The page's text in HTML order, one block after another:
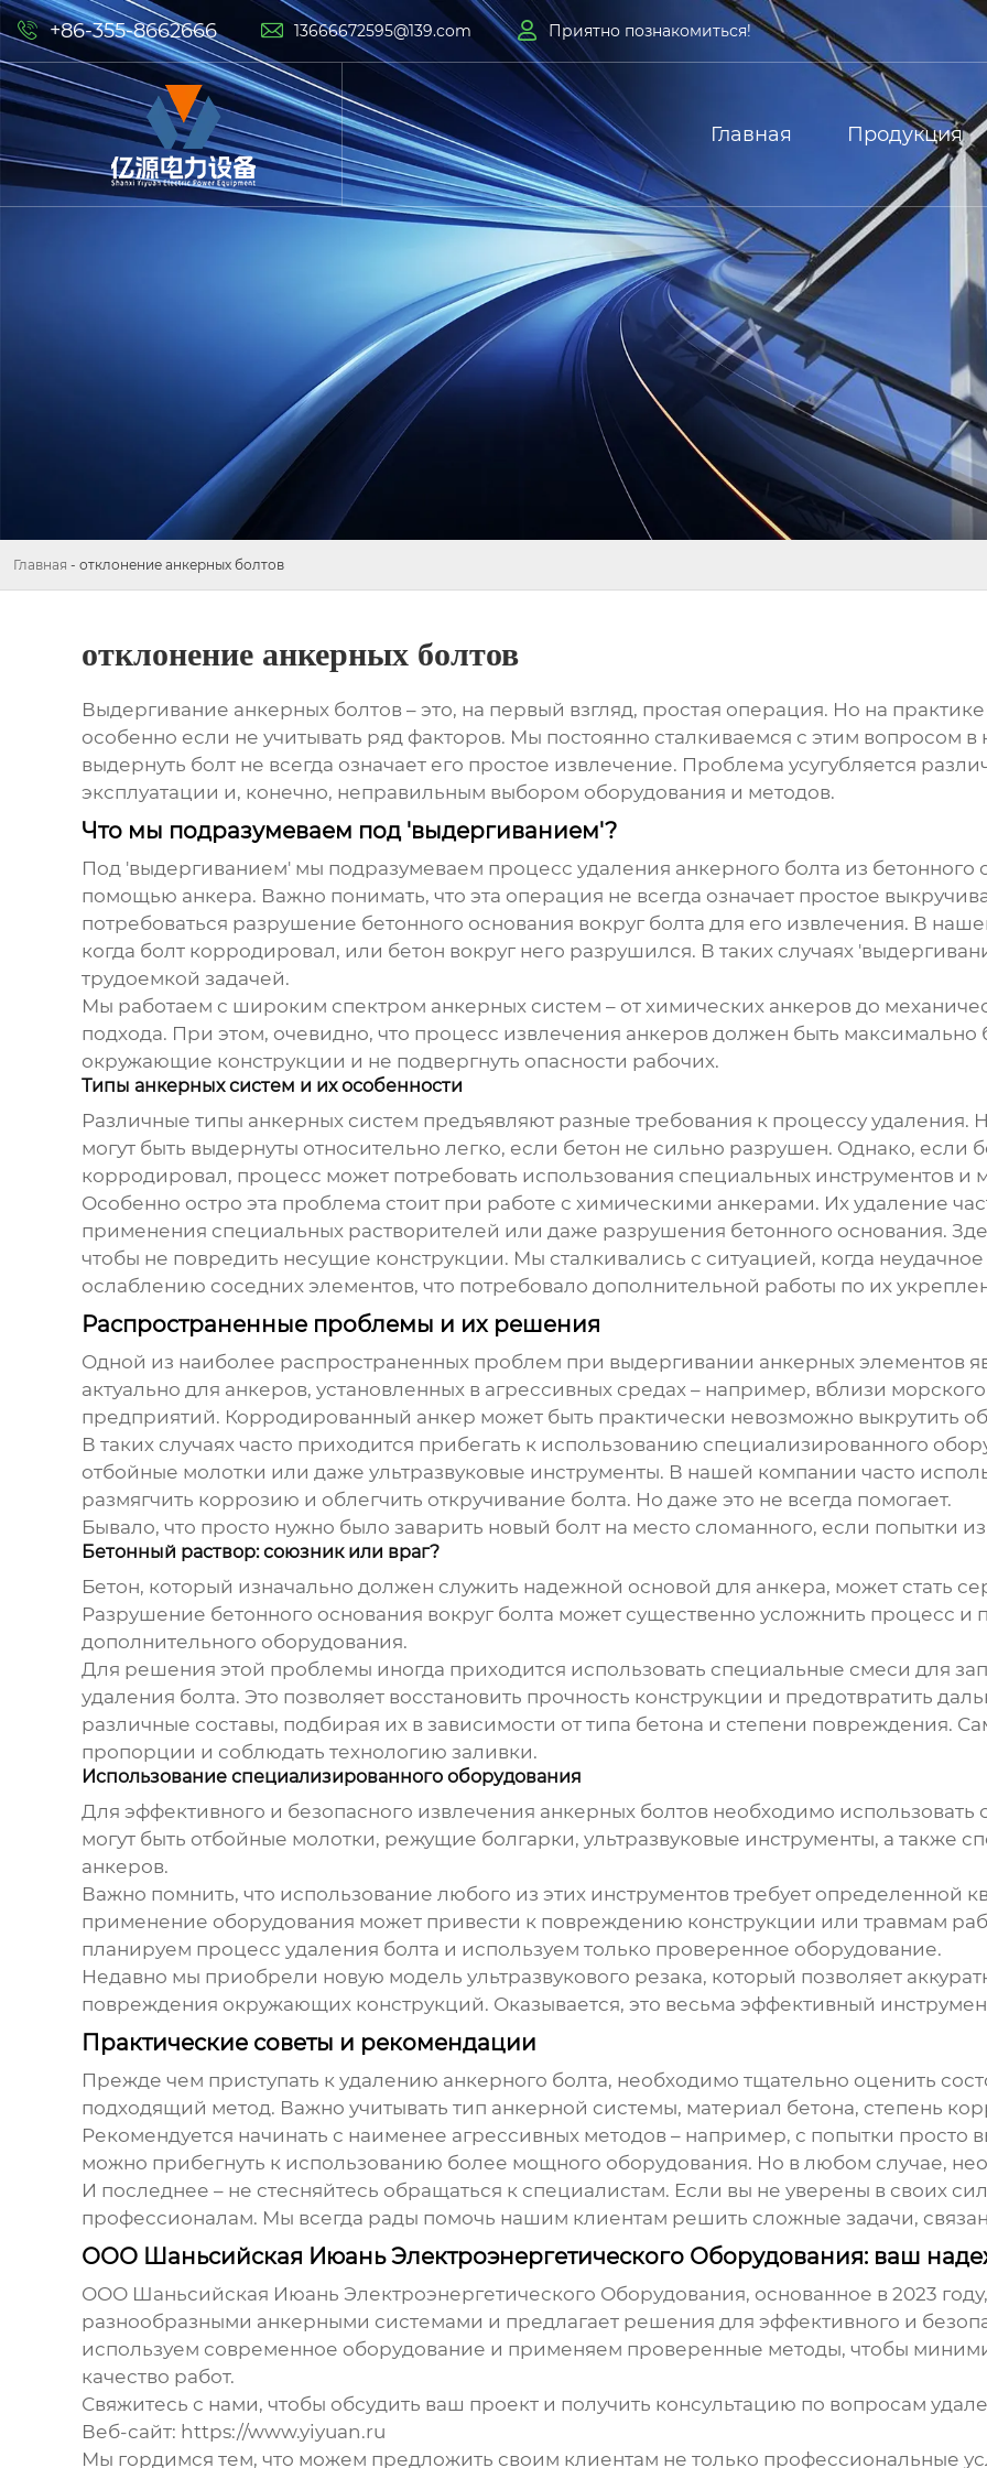
 +86-355-8662666  13666672595@139.com  Приятно познакомиться!
Главная Продукция
Главная - отклонение анкерных болтов
отклонение анкерных болтов
Выдергивание анкерных болтов– это, на первый взгляд, простая операция. Но на
особенно если не учитывать ряд факторов. Мы постоянно сталкиваемся с этим вопросом
выдернуть болт не всегда означает его простое извлечение. Проблема усугубляется
эксплуатации и, конечно, неправильным выбором оборудования и методов.
Что мы подразумеваем под 'выдергиванием'?
Под 'выдергиванием' мы подразумеваем процесс удаления анкерного болта из
помощью анкера. Важно понимать, что эта операция не всегда означает простое
потребоваться разрушение бетонного основания вокруг болта для его извлечения. В
когда болт корродировал, или бетон вокруг него разрушился. В таких случаях
трудоемкой задачей.
Мы работаем с широким спектром анкерных систем – от химических анкеров до
подхода. При этом, очевидно, что процесс извлечения анкеровдолжен быть максимально
окружающие конструкции и не подвергнуть опасности рабочих.
Типы анкерных систем и их особенности
Различные типы анкерных систем предъявляют разные требования к процессу
могут быть выдернуты относительно легко, если бетон не сильно разрушен. Однако,
корродировал, процесс может потребовать использования специальных инструментов и
Особенно остро эта проблема стоит при работе с химическими анкерами. Их удаление
применения специальных растворителей или даже разрушения бетонного основания.
чтобы не повредить несущие конструкции. Мы сталкивались с ситуацией, когда
ослаблению соседних элементов, что потребовало дополнительной работы по их
Распространенные проблемы и их решения
Одной из наиболее распространенных проблем при выдергивании анкерных элементов
актуально для анкеров, установленных в агрессивных средах – например, вблизи
предприятий. Корродированный анкер может быть практически невозможно выкрутить
В таких случаях часто приходится прибегать к использованию специализированного
отбойные молотки или даже ультразвуковые инструменты. В нашей компании часто
размягчить коррозию и облегчить откручивание болта. Но даже это не всегда помогает.
Бывало, что просто нужно было заварить новый болт на место сломанного, если
Бетонный раствор: союзник или враг?
Бетон, который изначально должен служить надежной основой для анкера, может стать
Разрушение бетонного основания вокруг болта может существенно усложнить процесс и
дополнительного оборудования.
Для решения этой проблемы иногда приходится использовать специальные смеси для
удаления болта. Это позволяет восстановить прочность конструкции и предотвратить
различные составы, подбирая их в зависимости от типа бетона и степени повреждения.
пропорции и соблюдать технологию заливки.
Использование специализированного оборудования
Для эффективного и безопасного извлечения анкерных болтовнеобходимо использовать
могут быть отбойные молотки, режущие болгарки, ультразвуковые инструменты, а также
анкеров.
Важно помнить, что использование любого из этих инструментов требует определенной
применение оборудования может привести к повреждению конструкции или травмам
планируем процесс удаления болта и используем только проверенное оборудование.
Недавно мы приобрели новую модель ультразвукового резака, который позволяет
повреждения окружающих конструкций. Оказывается, это весьма эффективный
Практические советы и рекомендации
Прежде чем приступать к удалению анкерного болта, необходимо тщательно оценить
подходящий метод. Важно учитывать тип анкерной системы, материал бетона, степень
Рекомендуется начинать с наименее агрессивных методов – например, с попытки просто
можно прибегнуть к использованию более мощного оборудования. Но в любом случае,
И последнее – не стесняйтесь обращаться к специалистам. Если вы не уверены в своих
профессионалам. Мы всегда рады помочь нашим клиентам решить сложные задачи,
ООО Шаньсийская Июань Электроэнергетического Оборудования: ваш
ООО Шаньсийская Июань Электроэнергетического Оборудования, основанное в 2023
разнообразными анкерными системами и предлагает решения для эффективного и
используем современное оборудование и применяем проверенные методы, чтобы
качество работ.
Свяжитесь с нами, чтобы обсудить ваш проект и получить консультацию по вопросам
Веб-сайт: https://www.yiyuan.ru
Мы гордимся тем, что можем предложить своим клиентам не только профессиональные